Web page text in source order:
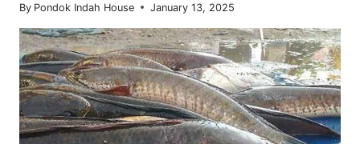
By Pondok Indah House January 13, 2025